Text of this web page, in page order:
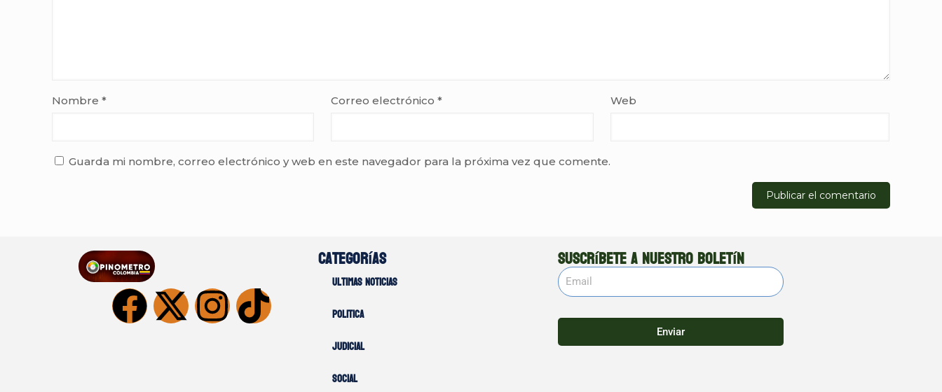
Nombre * Correo electrónico* Web
Guarda mi nombre, correo electrónico y web en este navegador para la próxima vez que comente.
Categorías
Ultimas noticias
Politica
Judicial
Social
Suscríbete a nuestro boletín
Enviar